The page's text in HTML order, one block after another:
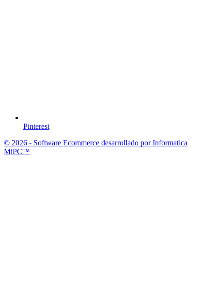
Pinterest
© 2026 - Software Ecommerce desarrollado por Informatica
MiPC™